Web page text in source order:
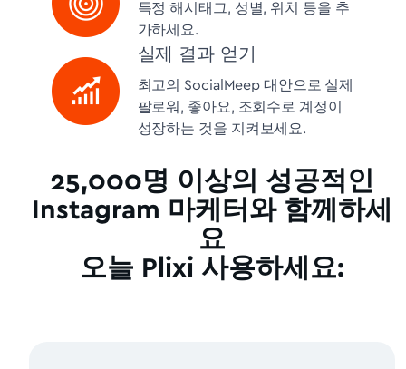
특정 해시태그, 성별, 위치 등을 추
가하세요.
실제 결과 얻기
최고의 SocialMeep 대안으로 실제
팔로워, 좋아요, 조회수로 계정이
성장하는 것을 지켜보세요.
25,000명 이상의 성공적인
Instagram 마케터와 함께하세
요
오늘 Plixi 사용하세요: